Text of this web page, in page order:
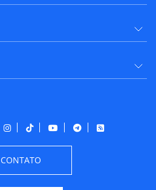
CONTATO